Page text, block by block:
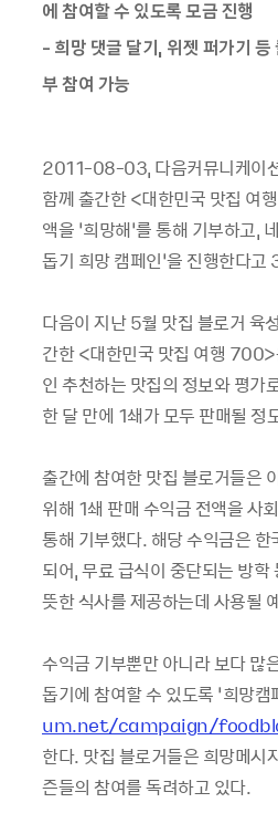
에 참여할 수 있도록 모금 진행
- 희망 댓글 달기, 위젯 퍼가기 등
부 참여 가능
2011-08-03, 다음커뮤니케이
함께 출간한 <대한민국 맛집 여
액을 ‘희망해’를 통해 기부하고,
돕기 희망 캠페인’을 진행한다고
다음이 지난 5월 맛집 블로거 육
간한 <대한민국 맛집 여행
인 추천하는 맛집의 정보와 평가
한 달 만에 1쇄가 모두 판매될 정
출간에 참여한 맛집 블로거들은
위해 1쇄 판매 수익금 전액을 사
통해 기부했다. 해당 수익금은
되어, 무료 급식이 중단되는 방
뜻한 식사를 제공하는데 사용될
수익금 기부뿐만 아니라 보다 많
돕기에 참여할 수 있도록 ‘희망캠
um.net/campaign/
한다. 맛집 블로거들은 희망메시
즌들의 참여를 독려하고 있다.